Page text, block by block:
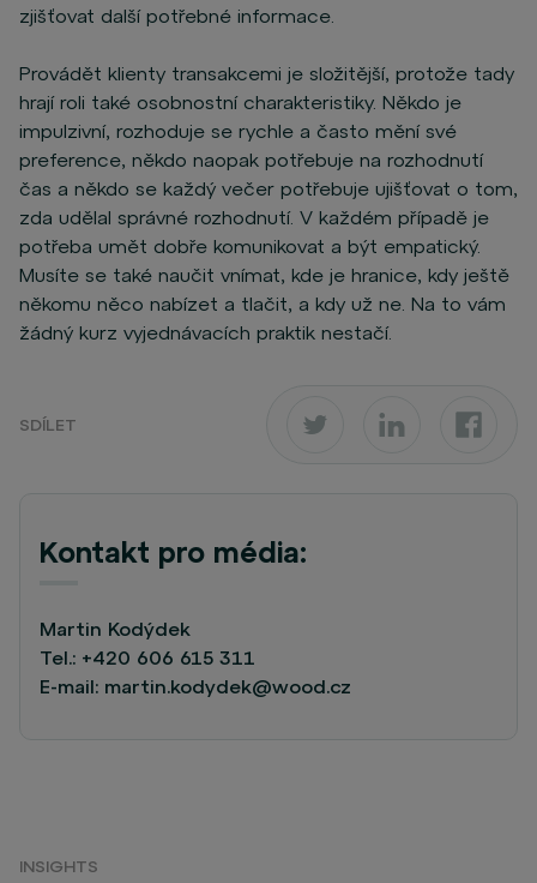
SDÍLET
zjišťovat další potřebné informace.
Provádět klienty transakcemi je složitější, protože tady
hrají roli také osobnostní charakteristiky. Někdo je
impulzivní, rozhoduje se rychle a často mění své
preference, někdo naopak potřebuje na rozhodnutí
čas a někdo se každý večer potřebuje ujišťovat o tom,
zda udělal správné rozhodnutí. V každém případě je
potřeba umět dobře komunikovat a být empatický.
Musíte se také naučit vnímat, kde je hranice, kdy ještě
někomu něco nabízet a tlačit, a kdy už ne. Na to vám
žádný kurz vyjednávacích praktik nestačí.
Kontakt pro média:
Martin Kodýdek
Tel.: +420 606 615 311
E-mail: martin.kodydek@wood.cz
INSIGHTS